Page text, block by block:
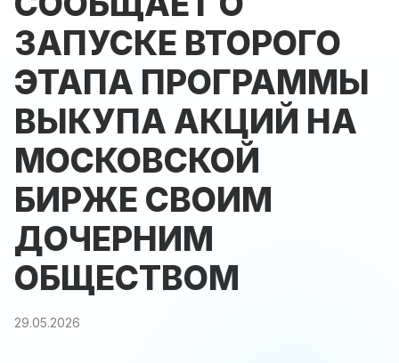
ЗАПУСКЕ ВТОРОГО
ЭТАПА ПРОГРАММЫ
ВЫКУПА АКЦИЙ НА
МОСКОВСКОЙ
БИРЖЕ СВОИМ
ДОЧЕРНИМ
ОБЩЕСТВОМ
29.05.2026